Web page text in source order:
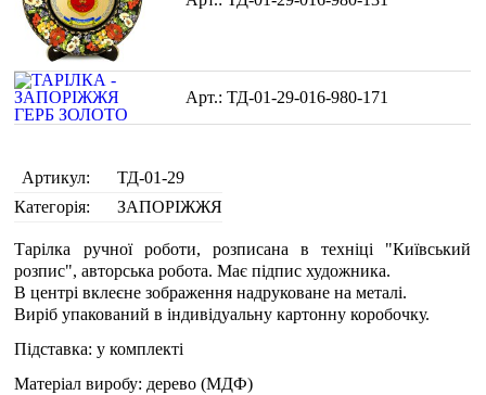
ТД-01-29-016-980-171
Артикул:
ТД-01-29
Категорія:
ЗАПОРІЖЖЯ
Тарілка ручної роботи, розписана в техніці "Київський
розпис", авторська робота. Має підпис художника.
В центрі вклеєне зображення надруковане на металі.
Виріб упакований в індивідуальну картонну коробочку.
Підставка: у комплекті
Матеріал виробу: дерево (МДФ)